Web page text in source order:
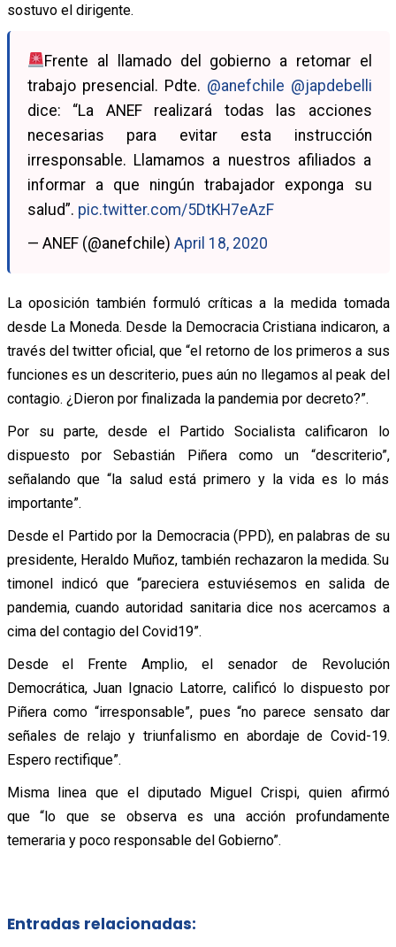
sostuvo el dirigente.
Frente al llamado del gobierno a retomar el
trabajo presencial. Pdte. @anefchile @japdebelli
dice: “La ANEF realizará todas las acciones
necesarias para evitar esta instrucción
irresponsable. Llamamos a nuestros afiliados a
informar a que ningún trabajador exponga su
salud”. pic.twitter.com/5DtKH7eAzF
— ANEF (@anefchile) April 18, 2020
La oposición también formuló críticas a la medida tomada
desde La Moneda. Desde la Democracia Cristiana indicaron, a
través del twitter oficial, que “el retorno de los primeros a sus
funciones es un descriterio, pues aún no llegamos al peak del
contagio. ¿Dieron por finalizada la pandemia por decreto?”.
Por su parte, desde el Partido Socialista calificaron lo
dispuesto por Sebastián Piñera como un “descriterio”,
señalando que “la salud está primero y la vida es lo más
importante”.
Desde el Partido por la Democracia (PPD), en palabras de su
presidente, Heraldo Muñoz, también rechazaron la medida. Su
timonel indicó que “pareciera estuviésemos en salida de
pandemia, cuando autoridad sanitaria dice nos acercamos a
cima del contagio del Covid19”.
Desde el Frente Amplio, el senador de Revolución
Democrática, Juan Ignacio Latorre, calificó lo dispuesto por
Piñera como “irresponsable”, pues “no parece sensato dar
señales de relajo y triunfalismo en abordaje de Covid-19.
Espero rectifique”.
Misma linea que el diputado Miguel Crispi, quien afirmó
que “lo que se observa es una acción profundamente
temeraria y poco responsable del Gobierno”.
Entradas relacionadas: